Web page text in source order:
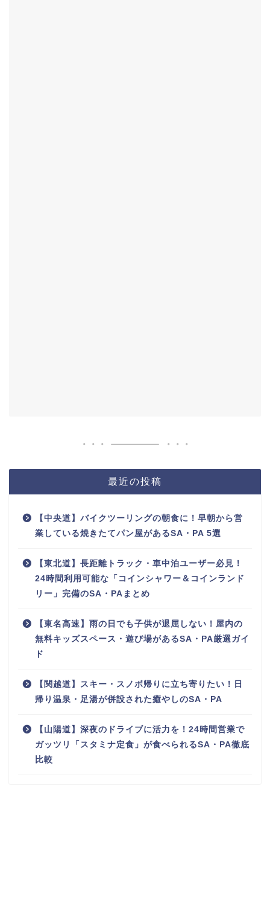
最近の投稿
【中央道】バイクツーリングの朝食に！早朝から営
業している焼きたてパン屋があるSA・PA 5選
【東北道】長距離トラック・車中泊ユーザー必見！
24時間利用可能な「コインシャワー＆コインランド
リー」完備のSA・PAまとめ
【東名高速】雨の日でも子供が退屈しない！屋内の
無料キッズスペース・遊び場があるSA・PA厳選ガイ
ド
【関越道】スキー・スノボ帰りに立ち寄りたい！日
帰り温泉・足湯が併設された癒やしのSA・PA
【山陽道】深夜のドライブに活力を！24時間営業で
ガッツリ「スタミナ定食」が食べられるSA・PA徹底
比較